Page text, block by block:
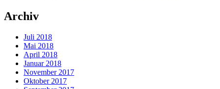
Archiv
Juli 2018
Mai 2018
April 2018
Januar 2018
November 2017
Oktober 2017